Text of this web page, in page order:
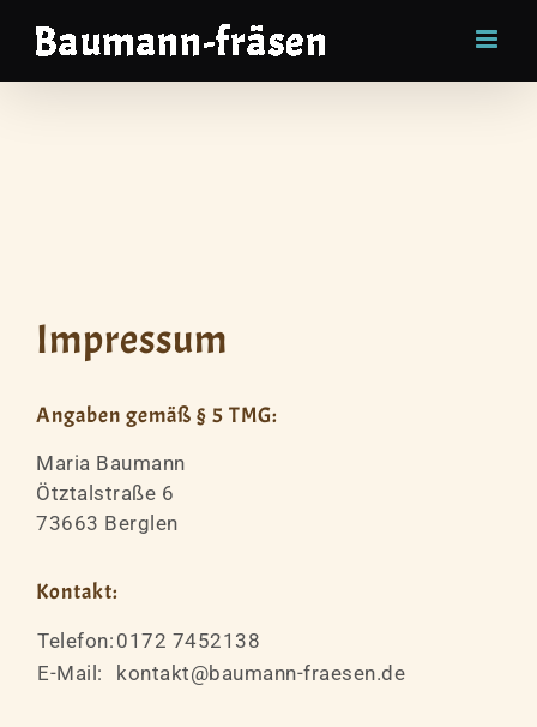
Impressum
Angaben gemäß § 5 TMG:
Maria Baumann
Ötztalstraße 6
73663 Berglen
Kontakt:
Telefon: 0172 7452138
E-Mail:
kontakt@baumann-fraesen.de